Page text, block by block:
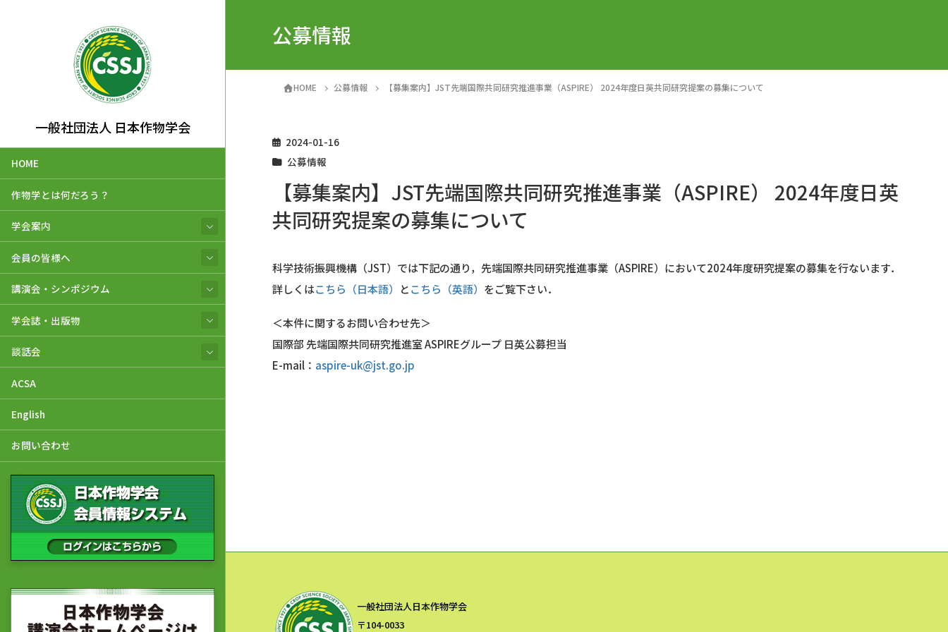
一般社団法人 日本作物学会
HOME
作物学とは何だろう？
学会案内
会員の皆様へ
講演会・シンポジウム
学会誌・出版物
談話会
ACSA
English
お問い合わせ
公募情報
HOME 公募情報 【募集案内】JST先端国際共同研究推進事業（ASPIRE） 2024年度日英共同研究提案の募集について
2024-01-16
公募情報
【募集案内】JST先端国際共同研究推進事業（ASPIRE） 2024年度日英
共同研究提案の募集について
科学技術振興機構（JST）では下記の通り，先端国際共同研究推進事業（ASPIRE）において2024年度研究提案の募集を行ないます．
詳しくはこちら（日本語） とこちら（英語） をご覧下さい．
＜本件に関するお問い合わせ先＞
国際部 先端国際共同研究推進室 ASPIREグループ 日英公募担当
E-mail： aspire-uk@jst.go.jp
一般社団法人日本作物学会
〒104-0033